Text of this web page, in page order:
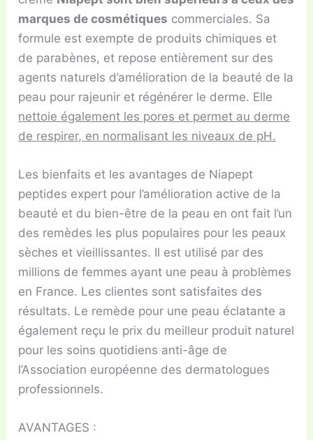
marques de cosmétiques commerciales. Sa
formule est exempte de produits chimiques et
de parabènes, et repose entièrement sur des
agents naturels d’amélioration de la beauté de la
peau pour rajeunir et régénérer le derme. Elle
nettoie également les pores et permet au derme
de respirer, en normalisant les niveaux de pH.
Les bienfaits et les avantages de Niapept
peptides expert pour l’amélioration active de la
beauté et du bien-être de la peau en ont fait l’un
des remèdes les plus populaires pour les peaux
sèches et vieillissantes. Il est utilisé par des
millions de femmes ayant une peau à problèmes
en France. Les clientes sont satisfaites des
résultats. Le remède pour une peau éclatante a
également reçu le prix du meilleur produit naturel
pour les soins quotidiens anti-âge de
l’Association européenne des dermatologues
professionnels.
AVANTAGES :